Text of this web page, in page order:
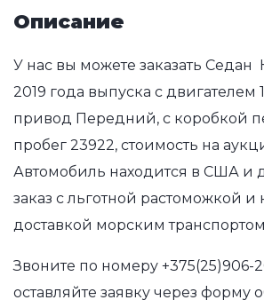
Описание
У нас вы можете заказать Седан
2019 года выпуска с двигателем
привод Передний, с коробкой
пробег 23922, стоимость на
Автомобиль находится в США и
заказ с льготной растоможкой и
доставкой морским
Звоните по номеру +375(25)906-
оставляйте заявку через форму